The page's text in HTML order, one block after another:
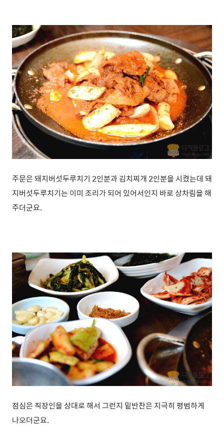
주문은 돼지버섯두루치기 2인분과 김치찌개 2인분을 시켰는데 돼
지버섯두루치기는 이미 조리가 되어 있어서인지 바로 상차림을 해
주더군요.
점심은 직장인을 상대로 해서 그런지 밑반찬은 지극히 평범하게
나오더군요.